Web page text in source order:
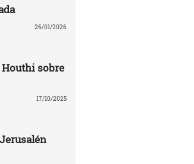
26/01/2026
sobre
17/10/2025